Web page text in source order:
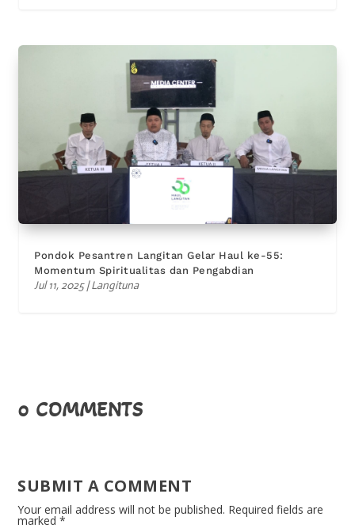
Pondok Pesantren Langitan Gelar Haul ke-55:
Momentum Spiritualitas dan Pengabdian
Jul 11, 2025|Langituna
0 COMMENTS
SUBMIT A COMMENT
Your email address will not be published. Required fields are
marked*